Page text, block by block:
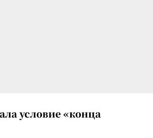
условие «конца